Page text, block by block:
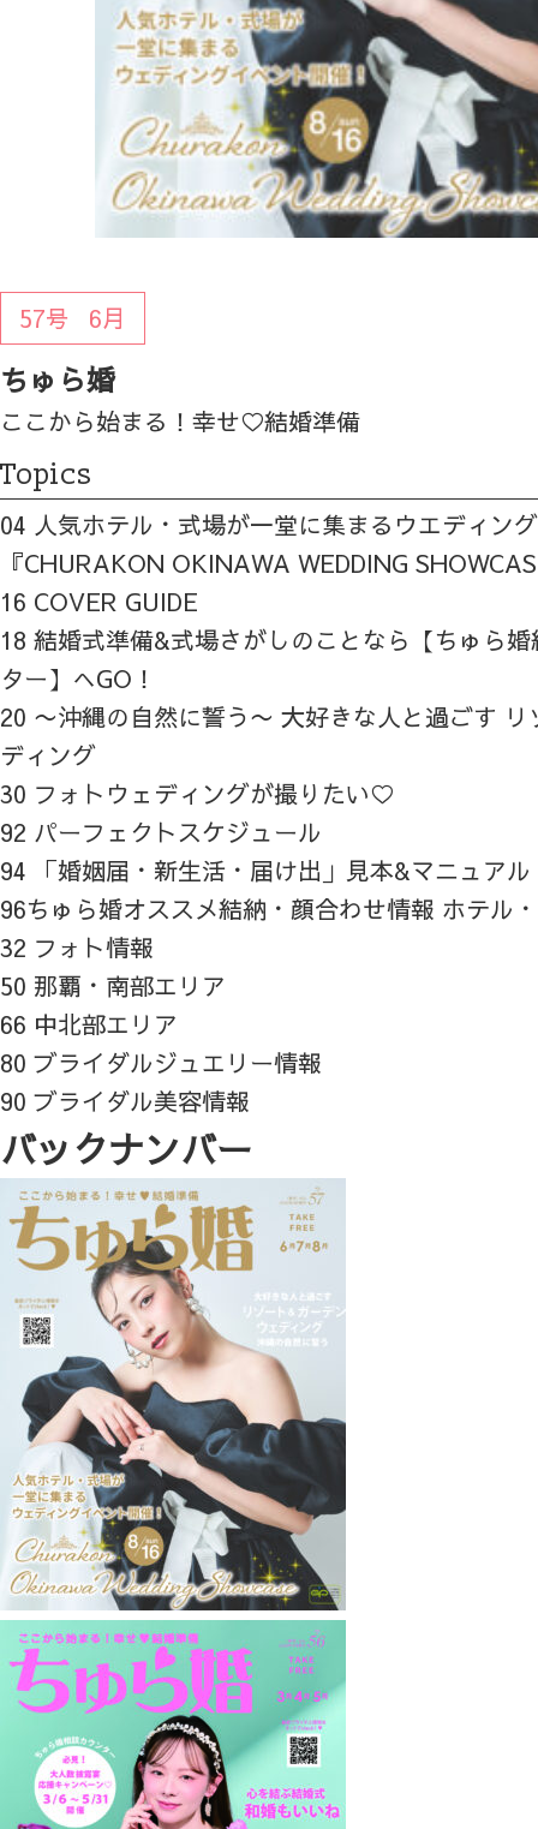
57号 6月
ちゅら婚
ここから始まる！幸せ♡結婚準備
Topics
04 人気ホテル・式場が一堂に集まるウエディン
『CHURAKON OKINAWA WEDDING
16 COVER GUIDE
18 結婚式準備&式場さがしのことなら【ちゅら
ター】へGO！
20 〜沖縄の自然に誓う〜 大好きな人と過ごす
ディング
30 フォトウェディングが撮りたい♡
92 パーフェクトスケジュール
94 「婚姻届・新生活・届け出」見本&マニュアル
96ちゅら婚オススメ結納・顔合わせ情報 ホテル
32 フォト情報
50 那覇・南部エリア
66 中北部エリア
80 ブライダルジュエリー情報
90 ブライダル美容情報
バックナンバー